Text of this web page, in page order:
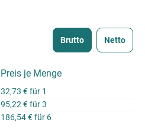
Brutto Netto
Preis je Menge
32,73 € für 1
95,22 € für 3
186,54 € für 6